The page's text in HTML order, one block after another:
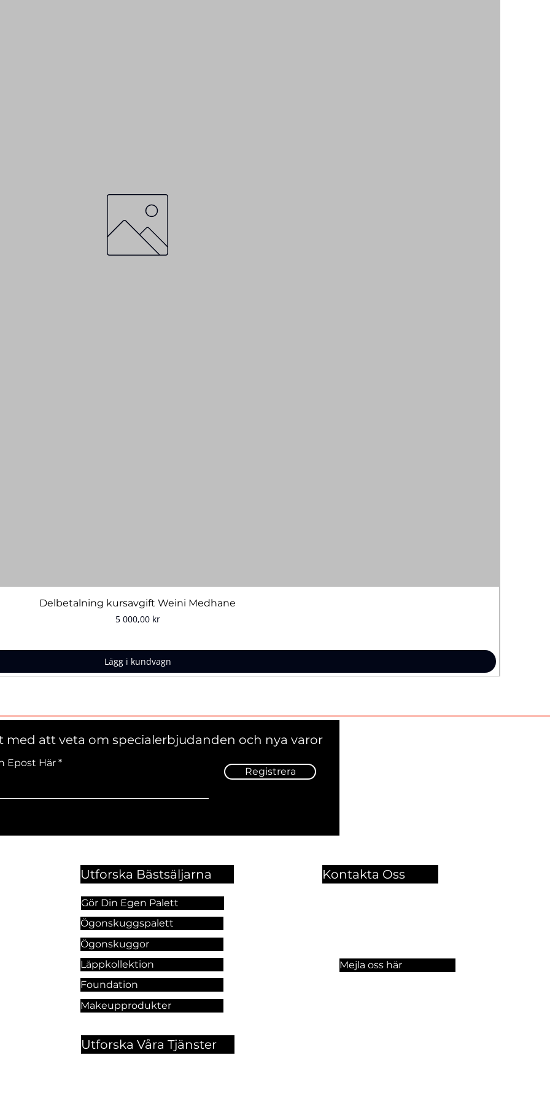
Snabbvisning
Delbetalning kursavgift Weini Medhane
Pris
5 000,00 kr
Lägg i kundvagn
med att veta om specialerbjudanden och nya varor
Epost Här
Registrera
Utforska Bästsäljarna
Gör Din Egen Palett
Ögonskuggspalett
Ögonskuggor
Läppkollektion
Foundation
Makeupprodukter
Kontakta Oss
Mejla oss här
Utforska Våra Tjänster